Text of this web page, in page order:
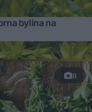
bylina na
8